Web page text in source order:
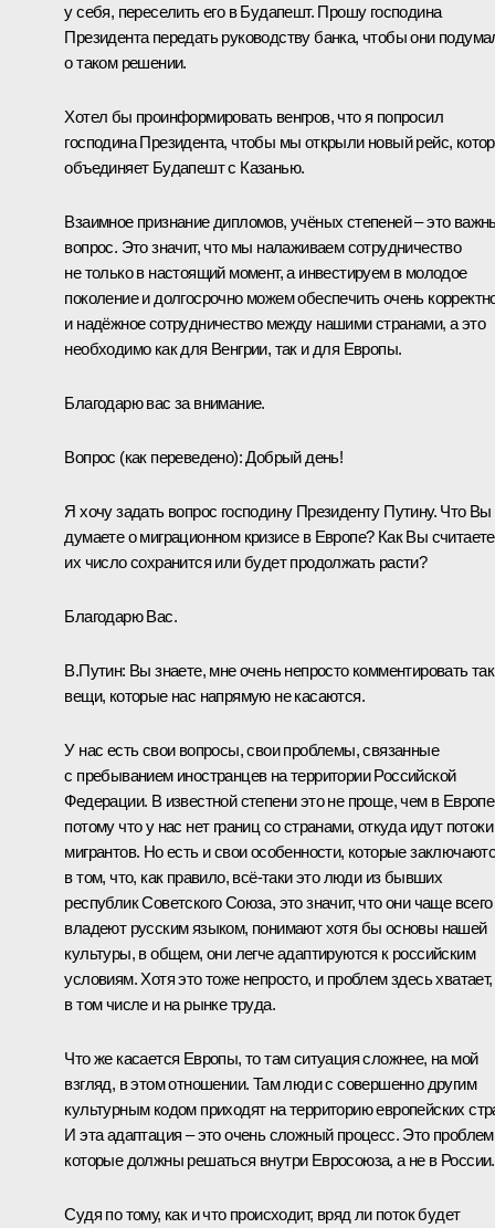
у себя, переселить его в Будапешт. Прошу господина
Президента передать руководству банка, чтобы они
о таком решении.
Хотел бы проинформировать венгров, что я попросил
господина Президента, чтобы мы открыли новый рейс,
объединяет Будапешт с Казанью.
Взаимное признание дипломов, учёных степеней – это
вопрос. Это значит, что мы налаживаем сотрудничество
не только в настоящий момент, а инвестируем в молодое
поколение и долгосрочно можем обеспечить очень
и надёжное сотрудничество между нашими странами, а это
необходимо как для Венгрии, так и для Европы.
Благодарю вас за внимание.
Вопрос (как переведено):Добрый день!
Я хочу задать вопрос господину Президенту Путину. Что Вы
думаете о миграционном кризисе в Европе? Как Вы
их число сохранится или будет продолжать расти?
Благодарю Вас.
В.Путин: Вы знаете, мне очень непросто комментировать
вещи, которые нас напрямую не касаются.
У нас есть свои вопросы, свои проблемы, связанные
с пребыванием иностранцев на территории Российской
Федерации. В известной степени это не проще, чем в
потому что у нас нет границ со странами, откуда идут потоки
мигрантов. Но есть и свои особенности, которые
в том, что, как правило, всё‑таки это люди из бывших
республик Советского Союза, это значит, что они чаще всего
владеют русским языком, понимают хотя бы основы нашей
культуры, в общем, они легче адаптируются к российским
условиям. Хотя это тоже непросто, и проблем здесь хватает,
в том числе и на рынке труда.
Что же касается Европы, то там ситуация сложнее, на мой
взгляд, в этом отношении. Там люди с совершенно другим
культурным кодом приходят на территорию европейских
И эта адаптация – это очень сложный процесс. Это
которые должны решаться внутри Евросоюза, а не в России.
Судя по тому, как и что происходит, вряд ли поток будет